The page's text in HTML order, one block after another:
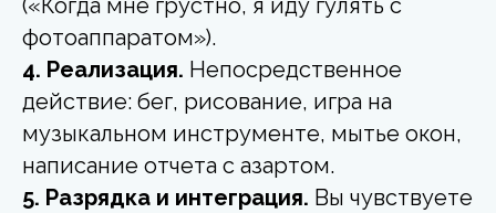
(«Когда мне грустно, я иду гулять с
фотоаппаратом»).
4. Реализация. Непосредственное
действие: бег, рисование, игра на
музыкальном инструменте, мытье окон,
написание отчета с азартом.
5. Разрядка и интеграция. Вы чувствуете